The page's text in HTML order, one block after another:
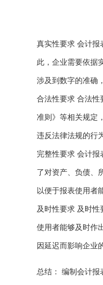
真实性要求 会计报
此，企业需要依据
涉及到数字的准确
合法性要求 合法性
准则》等相关规定
违反法律法规的行
完整性要求 会计
了对资产、负债、
以便于报表使用者
及时性要求 及时
使用者能够及时作
因延迟而影响企业
总结： 编制会计报